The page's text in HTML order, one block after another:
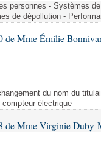
personnes - Systèmes
de dépollution -
de Mme Émilie
du nom du
électrique
de Mme Virginie